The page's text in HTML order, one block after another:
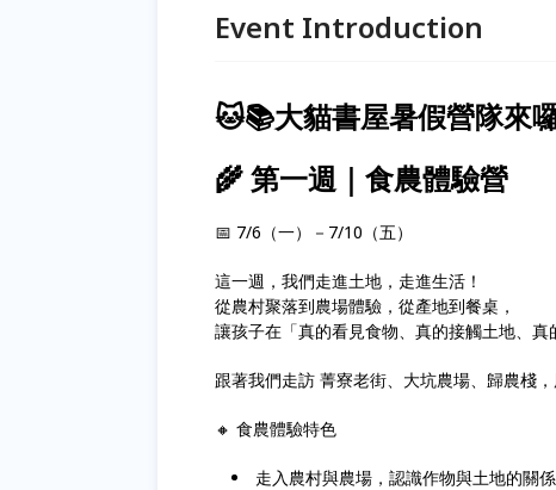
Event Introduction
🐱📚大貓書屋暑假營隊來
🌾 第一週｜食農體驗營
📅 7/6（一）－7/10（五）
這一週，我們走進土地，走進生活！
從農村聚落到農場體驗，從產地到餐桌，
讓孩子在「真的看見食物、真的接觸土地、真
跟著我們走訪 菁寮老街、大坑農場、歸農棧
🔸 食農體驗特色
走入農村與農場，認識作物與土地的關係